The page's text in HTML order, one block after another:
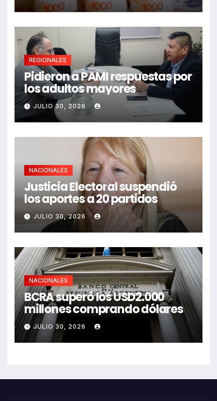
REGIONALES
Pidieron a PAMI respuestas por
los adultos mayores
JULIO 30, 2026
NACIONALES
Justicia Electoral suspendió
los aportes a 20 partidos
JULIO 30, 2026
NACIONALES
BCRA superó los USD2.000
millones comprando dólares
JULIO 30, 2026